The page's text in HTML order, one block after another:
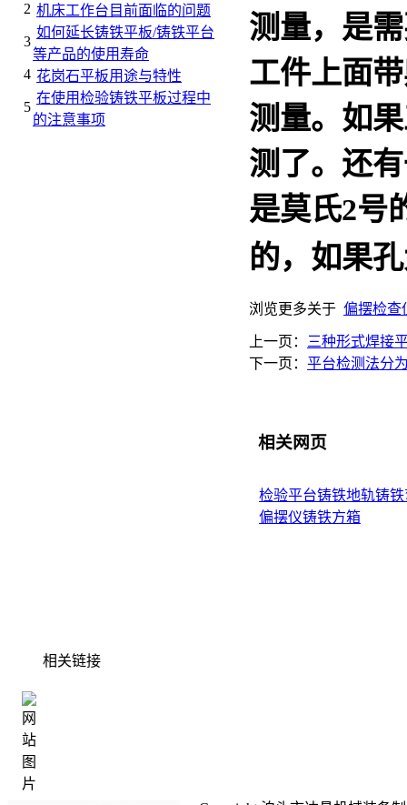
2 机床工作台目前面临的问题
3
如何延长铸铁平板/铸铁平台
等产品的使用寿命
4 花岗石平板用途与特性
5
在使用检验铸铁平板过程中
的注意事项
测量，是
工件上面
测量。如
测了。还
是莫氏2号
的，如果
浏览更多关于 偏摆检查
上一页：
三种形式焊接
下一页： 平台检测法分
相关网页
检验平台铸铁地轨铸
偏摆仪铸铁方箱
相关链接